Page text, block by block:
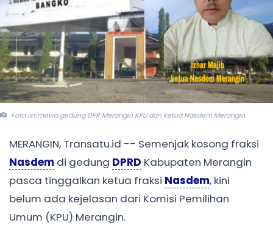
Foto istimewa gedung DPR Merangin KPU dan ketua Nasdem Merangin
MERANGIN, Transatu.id -- Semenjak kosong fraksi
Nasdem di gedung DPRD Kabupaten Merangin
pasca tinggalkan ketua fraksi Nasdem, kini
belum ada kejelasan dari Komisi Pemilihan
Umum (KPU) Merangin.